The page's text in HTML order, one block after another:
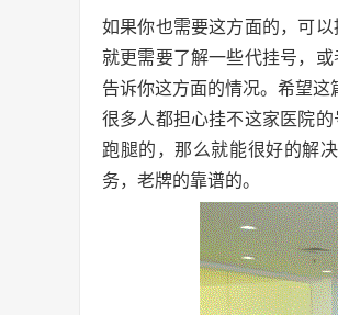
如果你也需要这方面的，可
就更需要了解一些代挂号，
告诉你这方面的情况。希望这
很多人都担心挂不这家医院
跑腿的，那么就能很好的解
务，老牌的靠谱的。